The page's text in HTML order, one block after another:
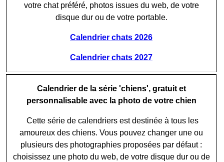
votre chat préféré, photos issues du web, de votre
disque dur ou de votre portable.
Calendrier chats 2026
Calendrier chats 2027
Calendrier de la série 'chiens', gratuit et
personnalisable avec la photo de votre chien
Cette série de calendriers est destinée à tous les
amoureux des chiens. Vous pouvez changer une ou
plusieurs des photographies proposées par défaut :
choisissez une photo du web, de votre disque dur ou de